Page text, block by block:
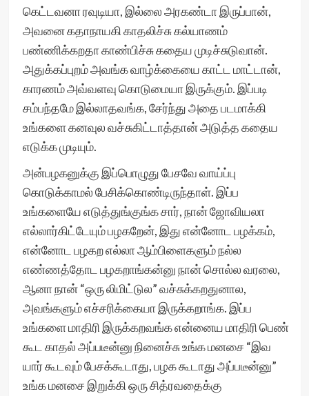
கெட்டவனா ரவுடியா, இல்லை அரகண்டா இருப்பான்,
அவனை கதாநாயகி காதலிச்சு கல்யாணம்
பண்ணிக்கறதா காண்பிச்சு கதைய முடிச்சுடுவான்.
அதுக்கப்புறம் அவங்க வாழ்க்கையை காட்ட மாட்டான்,
காரணம் அவ்வளவு கொடுமையா இருக்கும். இப்படி
சம்பந்தமே இல்லாதவங்க, சேர்ந்து அதை படமாக்கி
உங்களை கனவுல வச்சுகிட்டாத்தான் அடுத்த கதைய
எடுக்க முடியும்.
அன்பழகனுக்கு இப்பொழுது பேசவே வாய்ப்பு
கொடுக்காமல் பேசிக்கொண்டிருந்தாள். இப்ப
உங்களையே எடுத்துங்குங்க சார், நான் ஜோவியலா
எல்லார்கிட்டேயும் பழகறேன், இது என்னோட பழக்கம்,
என்னோட பழகற எல்லா ஆம்பிளைகளும் நல்ல
எண்ணத்தோட பழகறாங்கன்னு நான் சொல்ல வரலை,
ஆனா நான் “ஒரு லிமிட்டுல” வச்சுக்கறதுனால,
அவங்களும் எச்சரிக்கையா இருக்கறாங்க. இப்ப
உங்களை மாதிரி இருக்கறவங்க என்னைய மாதிரி பெண்
கூட காதல் அப்படீன்னு நினைச்சு உங்க மனசை “இவ
யார் கூடவும் பேசக்கூடாது, பழக கூடாது அப்படீன்னு”
உங்க மனசை இறுக்கி ஒரு சித்ரவதைக்கு